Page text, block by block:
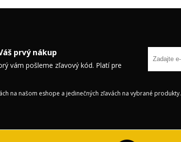
prvý nákup
vám pošleme zľavový kód. Platí pre
na našom eshope a jedinečných zľavách na vybrané produkty.